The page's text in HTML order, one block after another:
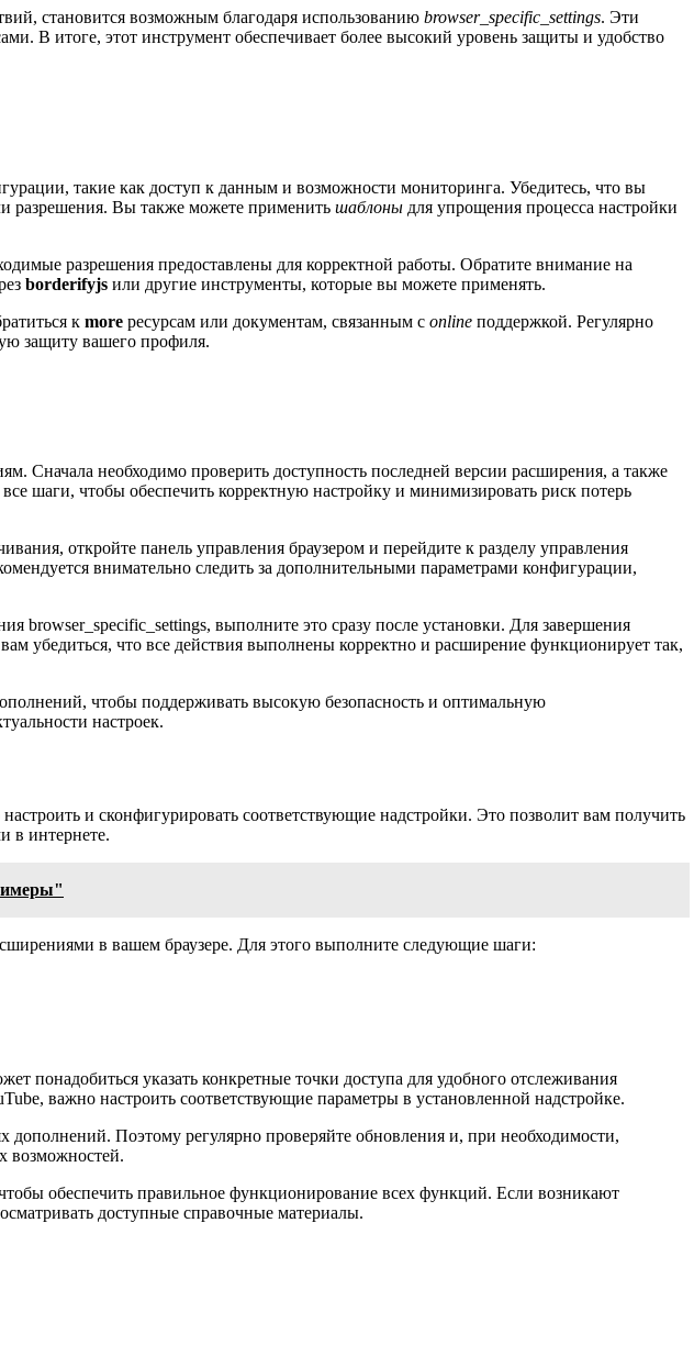
становится возможным благодаря использованию browser_specific_settings. Эти
В итоге, этот инструмент обеспечивает более высокий уровень защиты и удобство
такие как доступ к данным и возможности мониторинга. Убедитесь, что вы
разрешения. Вы также можете применить шаблоны для упрощения процесса настройки
разрешения предоставлены для корректной работы. Обратите внимание на
borderifyjs или другие инструменты, которые вы можете применять.
к more ресурсам или документам, связанным с online поддержкой. Регулярно
защиту вашего профиля.
Сначала необходимо проверить доступность последней версии расширения, а также
шаги, чтобы обеспечить корректную настройку и минимизировать риск потерь
откройте панель управления браузером и перейдите к разделу управления
внимательно следить за дополнительными параметрами конфигурации,
выполните это сразу после установки. Для завершения
убедиться, что все действия выполнены корректно и расширение функционирует так,
чтобы поддерживать высокую безопасность и оптимальную
настроек.
и сконфигурировать соответствующие надстройки. Это позволит вам получить
в интернете.
в вашем браузере. Для этого выполните следующие шаги:
понадобиться указать конкретные точки доступа для удобного отслеживания
важно настроить соответствующие параметры в установленной надстройке.
Поэтому регулярно проверяйте обновления и, при необходимости,
возможностей.
обеспечить правильное функционирование всех функций. Если возникают
доступные справочные материалы.